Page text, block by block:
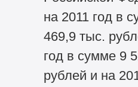
на 2011 год в
469,9 тыс.
год в сумме 9
рублей и на